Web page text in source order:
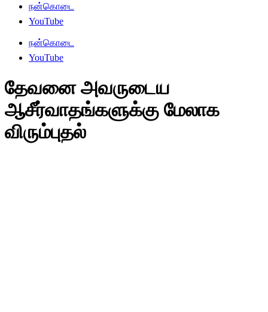
நன்கொடை
YouTube
நன்கொடை
YouTube
தேவனை அவருடைய
ஆசீர்வாதங்களுக்கு மேலாக
விரும்புதல்